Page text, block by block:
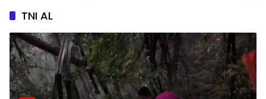
TNI AL